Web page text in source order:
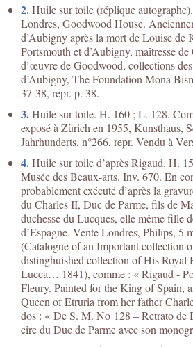
2.Huile sur toile (réplique
Londres, Goodwood House.
d’Aubigny après la mort de Louise de
Portsmouth et d’Aubigny, maîtresse
d’œuvre de Goodwood, collections
d’Aubigny, The Foundation Mona
37-38, repr. p. 38.
3.Huile sur toile. H. 160 ; L. 128.
exposé à Zürich en 1955, Kunsthaus,
Jahrhunderts, n°266, repr. Vendu à
4.Huile sur toile d’après Rigaud. H.
Musée des Beaux-arts. Inv. 670. En
probablement exécuté d’après la
du Charles II, Duc de Parme, fils de
duchesse du Lucques, elle même fille
d’Espagne. Vente Londres, Philips, 5
(Catalogue of an Important collection
distinghuished collection of His Royal
Lucca… 1841), comme : « Rigaud -
Fleury. Painted for the King of Spain,
Queen of Etruria from her father
dos : « De S. M. No 128 – Retrato de
cire du Duc de Parme avec son